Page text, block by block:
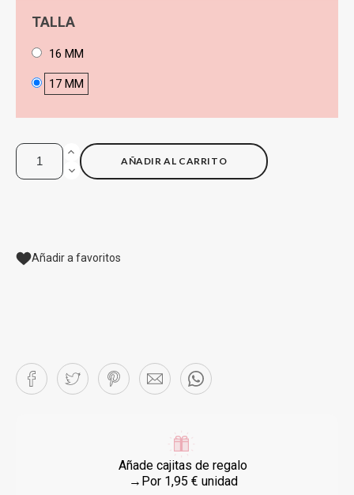
TALLA
16 MM
17 MM
AÑADIR AL CARRITO
Añadir a favoritos
Añade cajitas de regalo
→Por 1,95 € unidad